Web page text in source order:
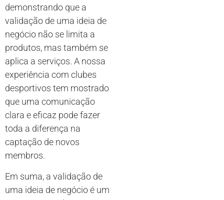
demonstrando que a
validação de uma ideia de
negócio não se limita a
produtos, mas também se
aplica a serviços. A nossa
experiência com clubes
desportivos tem mostrado
que uma comunicação
clara e eficaz pode fazer
toda a diferença na
captação de novos
membros.
Em suma, a validação de
uma ideia de negócio é um